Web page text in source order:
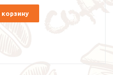
корзину